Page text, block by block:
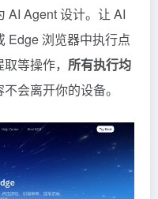
AI Agent 设计。让 AI
Edge 浏览器中执行点
等操作， 所有执行均
会离开你的设备。